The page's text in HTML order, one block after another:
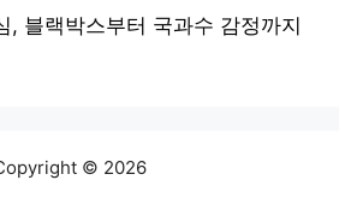
, 블랙박스부터 국과수 감정까지
© 2026